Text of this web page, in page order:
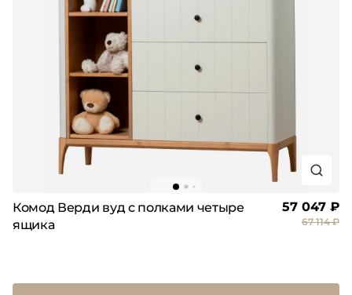
Комод Верди вуд с полками четыре
ящика
57 047 ₽
67 114 ₽